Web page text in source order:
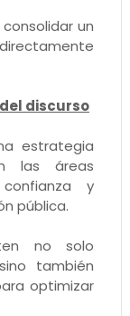
un
discurso
estrategia
las áreas
y
pública.
no solo
también
optimizar